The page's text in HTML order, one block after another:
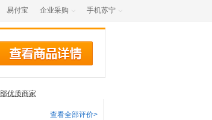
易付宝 企业采购  手机苏宁 
优质商家
查看全部评价>